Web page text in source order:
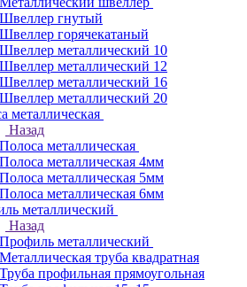
Швеллер гнутый
Швеллер горячекатаный
Швеллер металлический 10
Швеллер металлический 12
Швеллер металлический 16
Швеллер металлический 20
металлическая
Назад
Полоса металлическая
Полоса металлическая 4мм
Полоса металлическая 5мм
Полоса металлическая 6мм
металлический
Назад
Профиль металлический
Металлическая труба квадратная
Труба профильная прямоугольная